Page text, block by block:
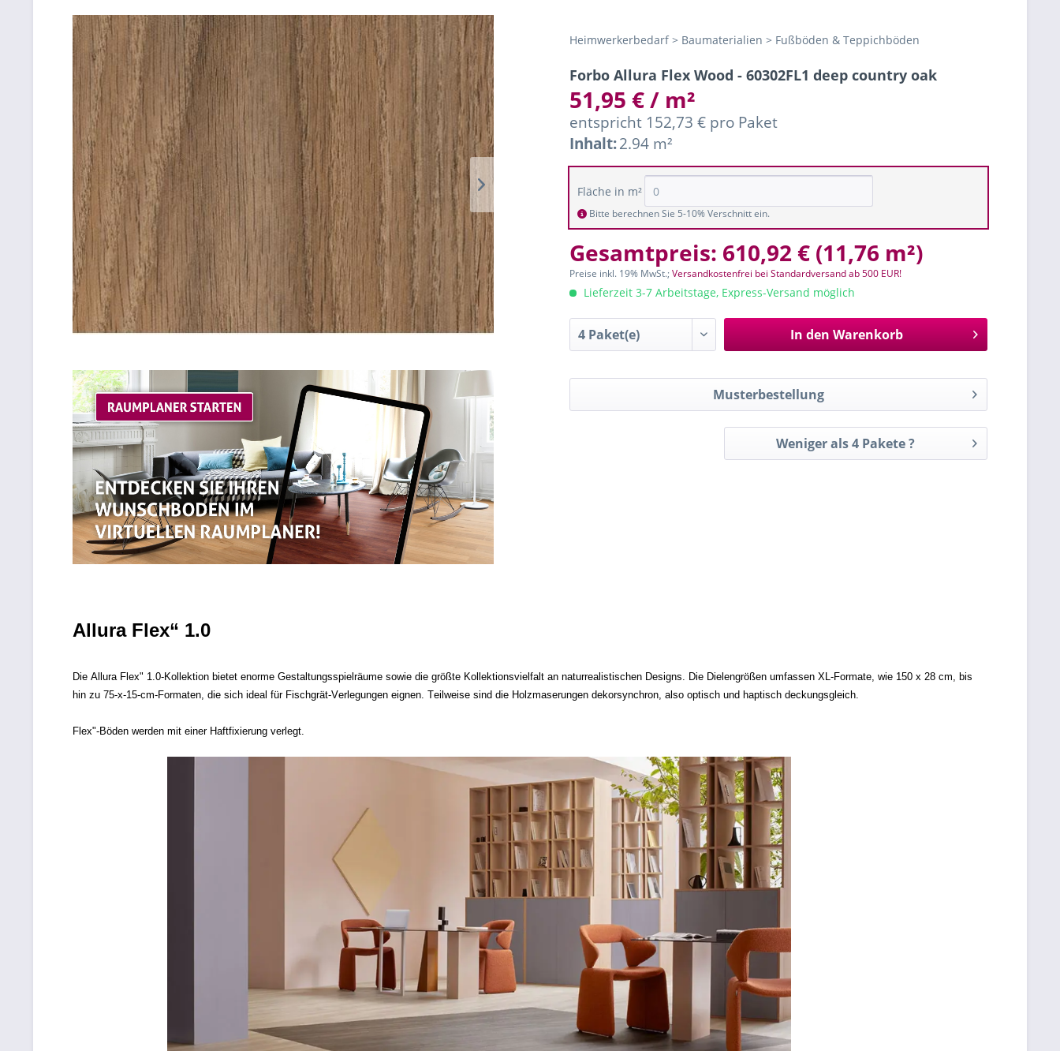
Heimwerkerbedarf > Baumaterialien > Fußböden & Teppichböden
Forbo Allura Flex Wood - 60302FL1 deep country oak
51,95 € / m²
entspricht 152,73 € pro Paket
Inhalt:2.94 m²
Fläche in m²
Bitte berechnen Sie 5-10% Verschnitt ein.
Gesamtpreis: 610,92 € (11,76 m²)
Preise inkl. 19% MwSt.;Versandkostenfrei bei Standardversand ab 500 EUR!
Lieferzeit 3-7 Arbeitstage, Express-Versand möglich
In den Warenkorb
Musterbestellung
Weniger als 4 Pakete ?
Allura Flex“ 1.0
Die Allura Flex" 1.0-Kollektion bietet enorme Gestaltungsspielräume sowie die größte Kollektionsvielfalt an naturrealistischen Designs. Die Dielengrößen umfassen XL-Formate, wie 150 x 28 cm, bis
hin zu 75-x-15-cm-Formaten, die sich ideal für Fischgrät-Verlegungen eignen. Teilweise sind die Holzmaserungen dekorsynchron, also optisch und haptisch deckungsgleich.
Flex"-Böden werden mit einer Haftfixierung verlegt.